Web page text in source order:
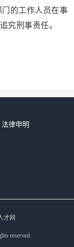
的工作人员在事
究刑事责任。
法律申明
才网
reserved.